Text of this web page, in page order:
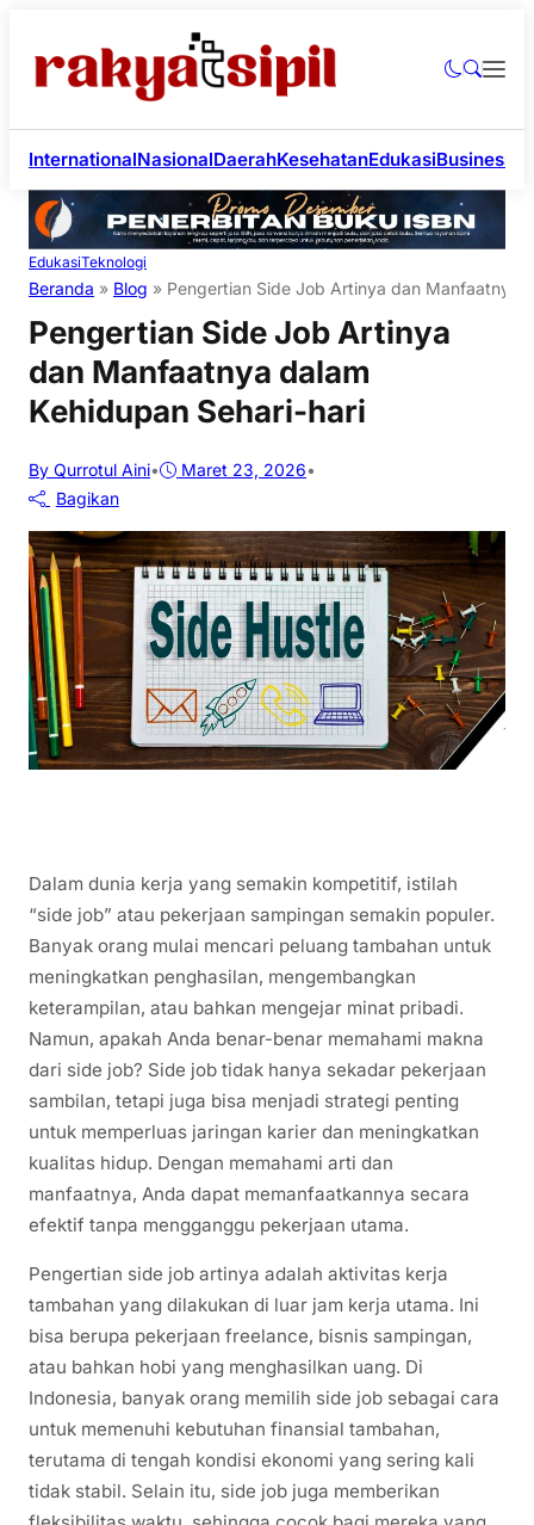
InternationalNasionalDaerahKesehatanEdukasiBusiness
EdukasiTeknologi
Beranda » Blog » Pengertian Side Job Artinya dan Manfaatnya
Pengertian Side Job Artinya
dan Manfaatnya dalam
Kehidupan Sehari-hari
By Qurrotul Aini• Maret 23, 2026•
Bagikan
Dalam dunia kerja yang semakin kompetitif, istilah
“side job” atau pekerjaan sampingan semakin populer.
Banyak orang mulai mencari peluang tambahan untuk
meningkatkan penghasilan, mengembangkan
keterampilan, atau bahkan mengejar minat pribadi.
Namun, apakah Anda benar-benar memahami makna
dari side job? Side job tidak hanya sekadar pekerjaan
sambilan, tetapi juga bisa menjadi strategi penting
untuk memperluas jaringan karier dan meningkatkan
kualitas hidup. Dengan memahami arti dan
manfaatnya, Anda dapat memanfaatkannya secara
efektif tanpa mengganggu pekerjaan utama.
Pengertian side job artinya adalah aktivitas kerja
tambahan yang dilakukan di luar jam kerja utama. Ini
bisa berupa pekerjaan freelance, bisnis sampingan,
atau bahkan hobi yang menghasilkan uang. Di
Indonesia, banyak orang memilih side job sebagai cara
untuk memenuhi kebutuhan finansial tambahan,
terutama di tengah kondisi ekonomi yang sering kali
tidak stabil. Selain itu, side job juga memberikan